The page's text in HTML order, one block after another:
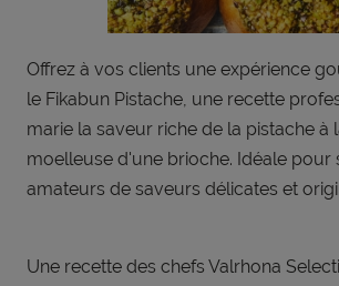
Offrez à vos clients une expérience
le Fikabun Pistache, une recette
marie la saveur riche de la pistache à
moelleuse d'une brioche. Idéale pour
amateurs de saveurs délicates et
Une recette des chefs Valrhona